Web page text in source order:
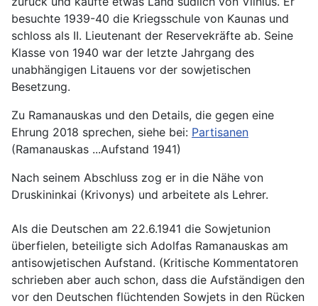
besuchte 1939-40 die Kriegsschule von Kaunas und
schloss als II. Lieutenant der Reservekräfte ab. Seine
Klasse von 1940 war der letzte Jahrgang des
unabhängigen Litauens vor der sowjetischen
Besetzung.
Zu Ramanauskas und den Details, die gegen eine
Ehrung 2018 sprechen, siehe bei: Partisanen
(Ramanauskas ...Aufstand 1941)
Nach seinem Abschluss zog er in die Nähe von
Druskininkai (Krivonys) und arbeitete als Lehrer.
Als die Deutschen am 22.6.1941 die Sowjetunion
überfielen, beteiligte sich Adolfas Ramanauskas am
antisowjetischen Aufstand. (Kritische Kommentatoren
schrieben aber auch schon, dass die Aufständigen den
vor den Deutschen flüchtenden Sowjets in den Rücken